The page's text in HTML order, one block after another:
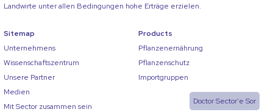
Doctor Sector'e Sor
Landwirte unter allen Bedingungen hohe Erträge erzielen.
Sitemap
Unternehmens
Wissenschaftszentrum
Unsere Partner
Medien
Mit Sector zusammen sein
Products
Pflanzenernährung
Pflanzenschutz
Importgruppen